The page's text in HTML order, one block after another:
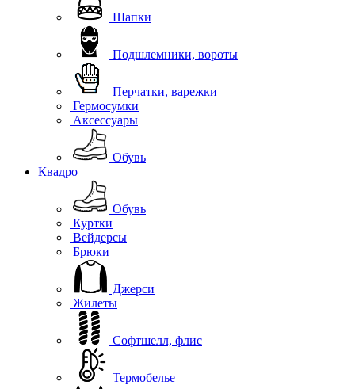
Шапки
Подшлемники, вороты
Перчатки, варежки
Гермосумки
Аксессуары
Обувь
Квадро
Обувь
Куртки
Вейдерсы
Брюки
Джерси
Жилеты
Софтшелл, флис
Термобелье